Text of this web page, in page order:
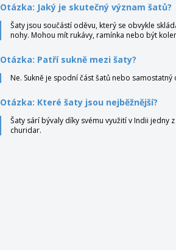
Otázka: Jaký je skutečný význam šatů?
Šaty jsou součástí oděvu, který se obvykle
nohy. Mohou mít rukávy, ramínka nebo být
Otázka: Patří sukně mezi šaty?
Ne. Sukně je spodní část šatů nebo
Otázka: Které šaty jsou nejběžnější?
Šaty sárí bývaly díky svému využití v Indii jedny
churidar.